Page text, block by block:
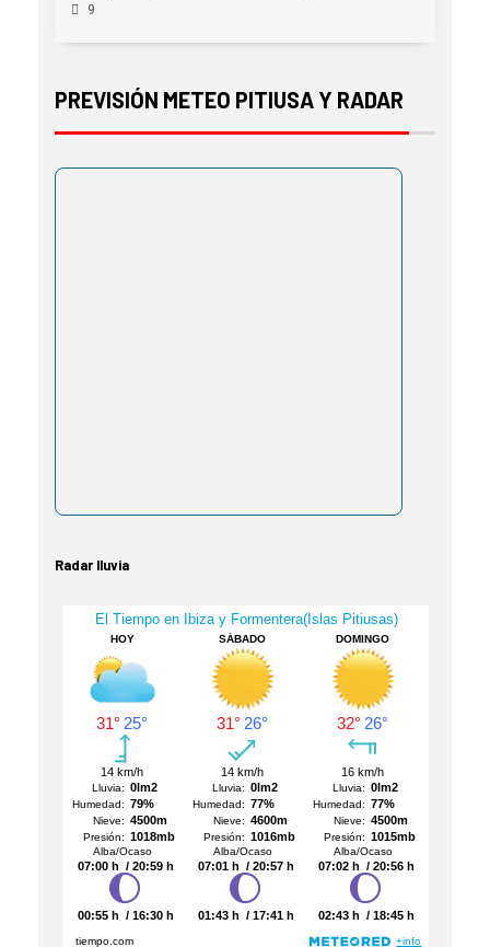
9
PREVISIÓN METEO PITIUSA Y RADAR
Radar lluvia